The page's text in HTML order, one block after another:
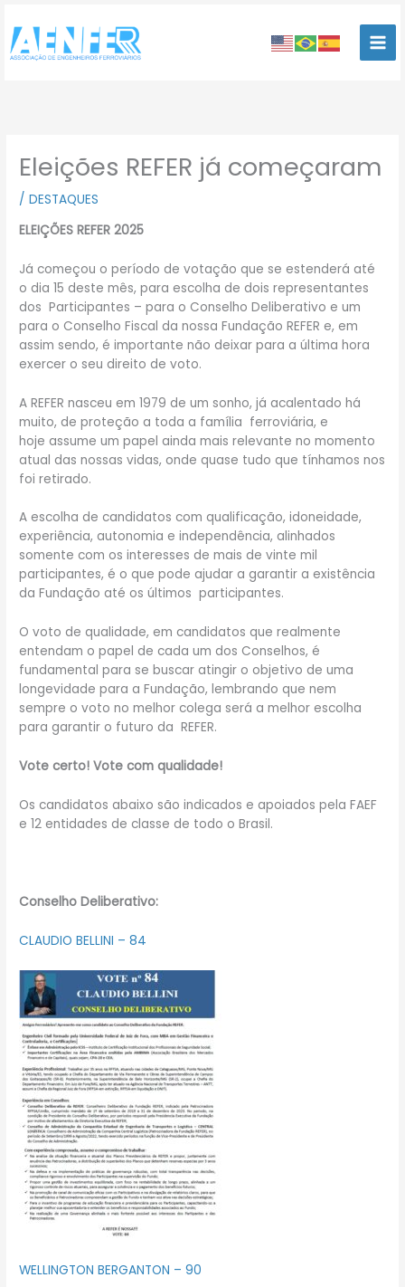
para
conteúdo
Eleições REFER já começaram
/DESTAQUES
ELEIÇÕES REFER 2025
Já começou o período de votação que se estenderá até
o dia 15 deste mês, para escolha de dois representantes
dos Participantes – para o Conselho Deliberativo e um
para o Conselho Fiscal da nossa Fundação REFER e, em
assim sendo, é importante não deixar para a última hora
exercer o seu direito de voto.
A REFER nasceu em 1979 de um sonho, já acalentado há
muito, de proteção a toda a família ferroviária, e
hoje assume um papel ainda mais relevante no momento
atual das nossas vidas, onde quase tudo que tínhamos nos
foi retirado.
A escolha de candidatos com qualificação, idoneidade,
experiência, autonomia e independência, alinhados
somente com os interesses de mais de vinte mil
participantes, é o que pode ajudar a garantir a existência
da Fundação até os últimos participantes.
O voto de qualidade, em candidatos que realmente
entendam o papel de cada um dos Conselhos, é
fundamental para se buscar atingir o objetivo de uma
longevidade para a Fundação, lembrando que nem
sempre o voto no melhor colega será a melhor escolha
para garantir o futuro da REFER.
Vote certo! Vote com qualidade!
Os candidatos abaixo são indicados e apoiados pela FAEF
e 12 entidades de classe de todo o Brasil.
Conselho Deliberativo:
CLAUDIO BELLINI – 84
WELLINGTON BERGANTON – 90